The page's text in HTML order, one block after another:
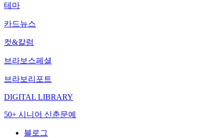
테마
카드뉴스
컷&칼럼
브라보스페셜
브라보리포트
DIGITAL LIBRARY
50+ 시니어 신춘문예
블로그